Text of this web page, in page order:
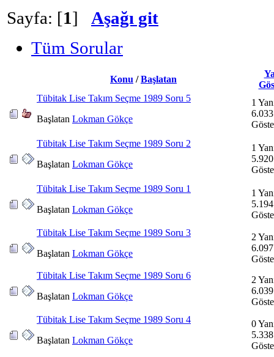
Sayfa: [1] Aşağı git
Tüm Sorular
Konu /Başlatan
Tübitak Lise Takım Seçme 1989 Soru 5
Başlatan Lokman Gökçe
1
6.033
Tübitak Lise Takım Seçme 1989 Soru 2
Başlatan Lokman Gökçe
1
5.920
Tübitak Lise Takım Seçme 1989 Soru 1
Başlatan Lokman Gökçe
1
5.194
Tübitak Lise Takım Seçme 1989 Soru 3
Başlatan Lokman Gökçe
2
6.097
Tübitak Lise Takım Seçme 1989 Soru 6
Başlatan Lokman Gökçe
2
6.039
Tübitak Lise Takım Seçme 1989 Soru 4
Başlatan Lokman Gökçe
0
5.338